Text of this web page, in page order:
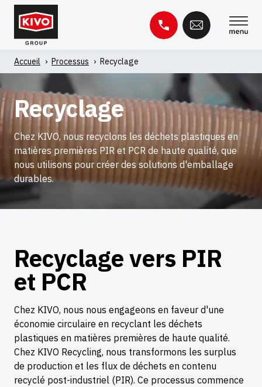
Skip
content
Rechercher :
Base de connaissances Contact
Accueil ' Processus ' Recyclage
Recyclage
Chez KIVO, nous recyclons les déchets plastiques en
matières premières PIR et PCR de haute qualité, que
nous utilisons pour créer des solutions d'emballage
durables.
Recyclage vers PIR
et PCR
Chez KIVO, nous nous engageons en faveur d'une
économie circulaire en recyclant les déchets
plastiques en matières premières de haute qualité.
Chez KIVO Recycling, nous transformons les surplus
de production et les flux de déchets en contenu
recyclé post-industriel (PIR). Ce processus commence